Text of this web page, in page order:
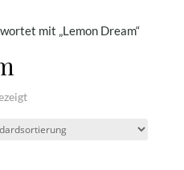
mit „Lemon Dream“